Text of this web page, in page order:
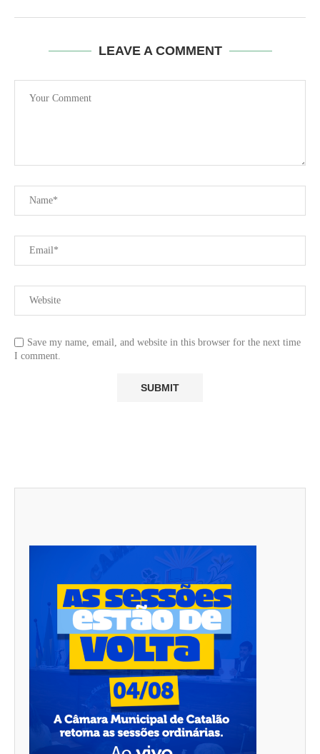
LEAVE A COMMENT
Save my name, email, and website in this browser for the next time
I comment.